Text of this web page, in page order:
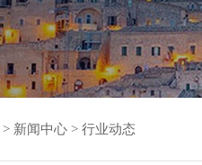
> 新闻中心 > 行业动态